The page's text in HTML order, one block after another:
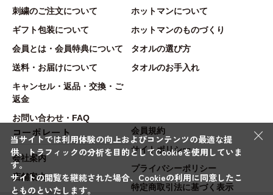
刺繍のご注文について
ギフト包装について
会員とは・会員特典について
送料・お届けについて
キャンセル・返品・交換・ご
返金
お問い合わせ・FAQ
ホットマンについて
ホットマンのものづくり
タオルの選び方
タオルのお手入れ
コーポレート
会社案内
店舗案内
会員規約
サイトポリシー
プライバシーポリシー
特定商取引法に基づく表示
×
当サイトでは利用体験の向上およびコンテンツの最適な提
供、トラフィックの分析を目的としてCookieを使用していま
す。
サイトの閲覧を継続された場合、Cookieの利用に同意したこ
とものといたします。